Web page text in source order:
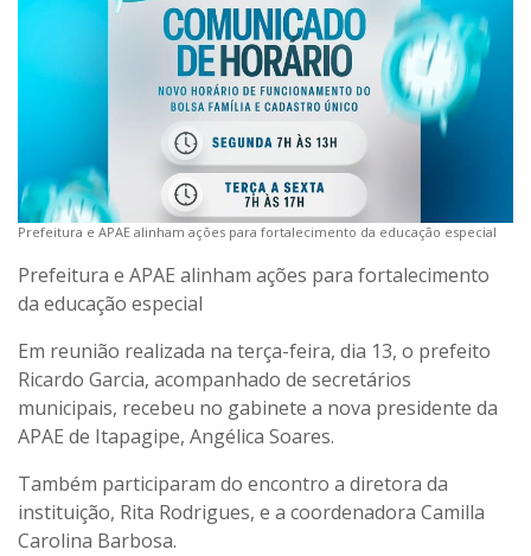
Prefeitura e APAE alinham ações para fortalecimento da educação especial
Prefeitura e APAE alinham ações para fortalecimento
da educação especial
Em reunião realizada na terça-feira, dia 13, o prefeito
Ricardo Garcia, acompanhado de secretários
municipais, recebeu no gabinete a nova presidente da
APAE de Itapagipe, Angélica Soares.
Também participaram do encontro a diretora da
instituição, Rita Rodrigues, e a coordenadora Camilla
Carolina Barbosa.